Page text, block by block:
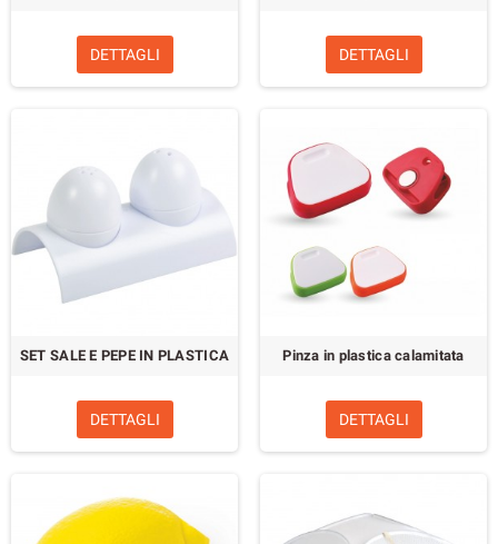
DETTAGLI DETTAGLI
SET SALE E PEPE IN PLASTICA
DETTAGLI
Pinza in plastica calamitata
DETTAGLI